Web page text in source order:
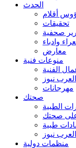
الحدث
أقلام
تحقيقات
صحفية
وادباء
معارض
منوعات فنية
الفنية
نيوز
مهرجانات
صحتك
الطبية
صحتك
طبية
نيوز
منظمات دولية